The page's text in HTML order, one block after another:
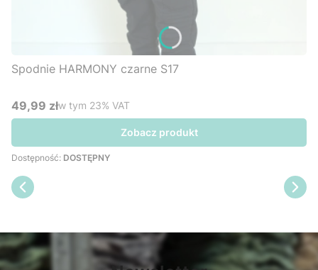
Spodnie HARMONY czarne S17
Cena brutto
49,99 złw tym %s VAT
w tym 23% VAT
Zobacz produkt
Dostępność: DOSTĘPNY